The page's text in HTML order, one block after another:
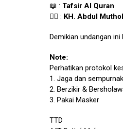
📖 : Tafsir Al Quran
👳‍♀️ : KH. Abdul
Demikian undangan
Note:
Perhatikan protokol
1. Jaga dan
2. Berzikir &
3. Pakai Masker
TTD